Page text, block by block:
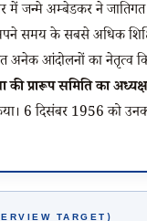
में जन्मे अम्बेडकर ने
समय के सबसे अधिक
अनेक आंदोलनों का नेतृत्व
प्रारूप समिति का अध्यक्ष
6 दिसंबर 1956को
TARGET)